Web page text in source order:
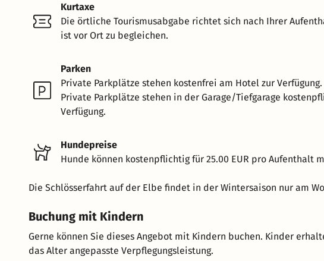
Kurtaxe
Die örtliche Tourismusabgabe richtet sich nach Ihrer
ist vor Ort zu begleichen.
Parken
Private Parkplätze stehen kostenfrei am Hotel zur Verfügung.
Private Parkplätze stehen in der Garage/Tiefgarage
Verfügung.
Hundepreise
Hunde können kostenpflichtig für 25.00 EUR pro Aufenthalt
Die Schlösserfahrt auf der Elbe findet in der Wintersaison nur am
Buchung mit Kindern
Gerne können Sie dieses Angebot mit Kindern buchen. Kinder
das Alter angepasste Verpflegungsleistung.